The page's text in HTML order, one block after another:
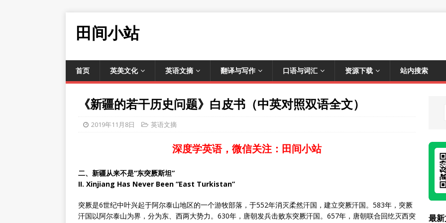
田间小站
首页 英美文化 英语文摘 翻译与写作 口语与词汇 资源下载 站内搜索
《新疆的若干历史问题》白皮书（中英对照双语全文）
2019年11月8日 英语文摘
深度学英语，微信关注：田间小站
二、新疆从来不是“东突厥斯坦”
II. Xinjiang Has Never Been “East Turkistan”
突厥是6世纪中叶兴起于阿尔泰山地区的一个游牧部落，于552年消灭柔然汗国，建立突厥汗国。583年，突厥
汗国以阿尔泰山为界，分为东、西两大势力。630年，唐朝发兵击败东突厥汗国。657年，唐朝联合回纥灭西突
最